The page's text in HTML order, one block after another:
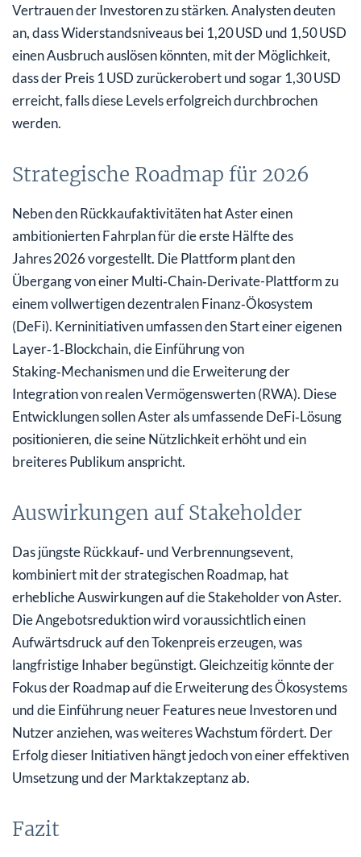
Vertrauen der Investoren zu stärken. Analysten deuten
an, dass Widerstandsniveaus bei 1,20 USD und 1,50 USD
einen Ausbruch auslösen könnten, mit der Möglichkeit,
dass der Preis 1 USD zurückerobert und sogar 1,30 USD
erreicht, falls diese Levels erfolgreich durchbrochen
werden.
Strategische Roadmap für 2026
Neben den Rückkaufaktivitäten hat Aster einen
ambitionierten Fahrplan für die erste Hälfte des
Jahres 2026 vorgestellt. Die Plattform plant den
Übergang von einer Multi‑Chain‑Derivate-Plattform zu
einem vollwertigen dezentralen Finanz‑Ökosystem
(DeFi). Kerninitiativen umfassen den Start einer eigenen
Layer‑1‑Blockchain, die Einführung von
Staking‑Mechanismen und die Erweiterung der
Integration von realen Vermögenswerten (RWA). Diese
Entwicklungen sollen Aster als umfassende DeFi‑Lösung
positionieren, die seine Nützlichkeit erhöht und ein
breiteres Publikum anspricht.
Auswirkungen auf Stakeholder
Das jüngste Rückkauf‑ und Verbrennungsevent,
kombiniert mit der strategischen Roadmap, hat
erhebliche Auswirkungen auf die Stakeholder von Aster.
Die Angebotsreduktion wird voraussichtlich einen
Aufwärtsdruck auf den Tokenpreis erzeugen, was
langfristige Inhaber begünstigt. Gleichzeitig könnte der
Fokus der Roadmap auf die Erweiterung des Ökosystems
und die Einführung neuer Features neue Investoren und
Nutzer anziehen, was weiteres Wachstum fördert. Der
Erfolg dieser Initiativen hängt jedoch von einer effektiven
Umsetzung und der Marktakzeptanz ab.
Fazit